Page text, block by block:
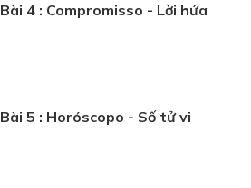
Bài 4 : Compromisso - Lời hứa
Bài 5 : Horóscopo - Số tử vi